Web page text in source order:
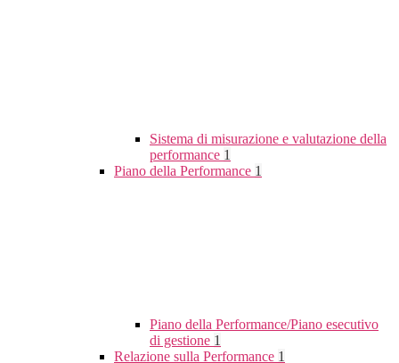
Sistema di misurazione e valutazione della
performance 1
Piano della Performance 1
Piano della Performance/Piano esecutivo
di gestione 1
Relazione sulla Performance 1